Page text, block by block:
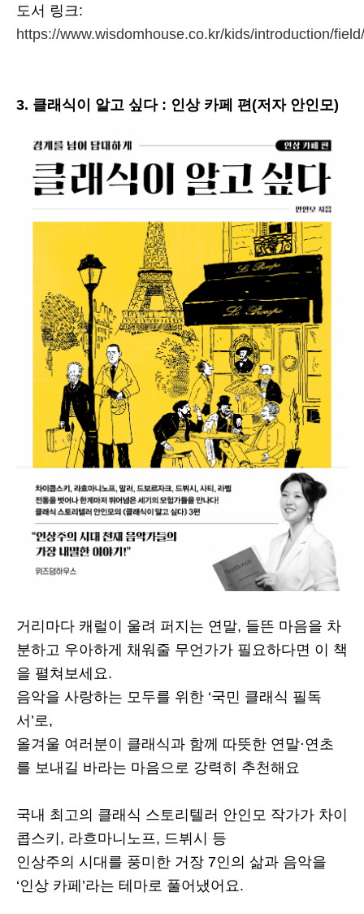
도서 링크:
https://www.wisdomhouse.co.kr/kids/introduction/
3. 클래식이 알고 싶다 : 인상 카페 편(저자 안인모)
거리마다 캐럴이 울려 퍼지는 연말, 들뜬 마음을 차
분하고 우아하게 채워줄 무언가가 필요하다면 이 책
을 펼쳐보세요.
음악을 사랑하는 모두를 위한 ‘국민 클래식 필독
서’로,
올겨울 여러분이 클래식과 함께 따뜻한 연말·연초
를 보내길 바라는 마음으로 강력히 추천해요
국내 최고의 클래식 스토리텔러 안인모 작가가 차이
콥스키, 라흐마니노프, 드뷔시 등
인상주의 시대를 풍미한 거장 7인의 삶과 음악을
‘인상 카페’라는 테마로 풀어냈어요.